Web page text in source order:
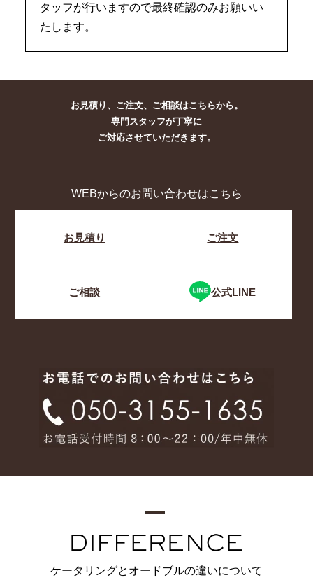
タッフが行いますので最終確認のみお願いい
たします。
お見積り、ご注文、ご相談はこちらから。
専門スタッフが丁寧に
ご対応させていただきます。
WEBからのお問い合わせはこちら
お見積り ご注文
ご相談 公式LINE
ケータリングとオードブルの違いについて